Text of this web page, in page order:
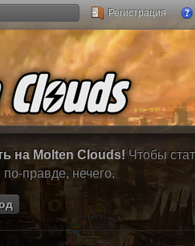
Регистрация
на Molten Clouds! Чтобы
по-правде, нечего.